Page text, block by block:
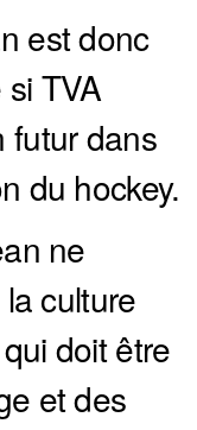
est donc
TVA
futur dans
du hockey.
ne
culture
doit être
et des